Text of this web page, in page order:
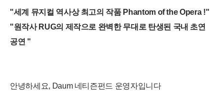
"세계 뮤지컬 역사상 최고의 작품 Phantom of the Opera !"
"원작사 RUG의 제작으로 완벽한 무대로 탄생된 국내 초연
공연 "
안녕하세요, Daum 네티즌펀드 운영자입니다